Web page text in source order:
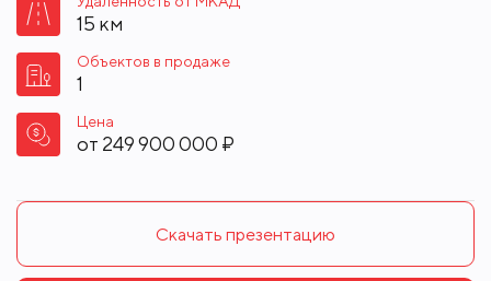
15 км
Объектов в продаже
1
Цена
от 249 900 000 ₽
Скачать презентацию